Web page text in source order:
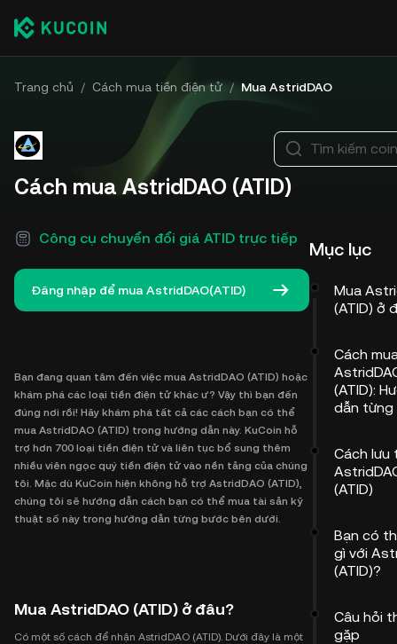
Trang chủ / Cách mua tiền điện tử / Mua AstridDAO
Cách mua AstridDAO (ATID)
Công cụ chuyển đổi giá ATID trực tiếp
Đăng nhập để mua AstridDAO(ATID)
Bạn đang quan tâm đến việc mua AstridDAO (ATID) hoặc
khám phá các loại tiền điện tử khác ư? Vậy thì bạn đến
đúng nơi rồi! Hãy khám phá tất cả các cách bạn có thể
mua AstridDAO (ATID) trong hướng dẫn này. KuCoin hỗ
trợ hơn 700 loại tiền điện tử và liên tục bổ sung thêm
nhiều viên ngọc quý tiền điện tử vào nền tảng của chúng
tôi. Mặc dù KuCoin hiện không hỗ trợ AstridDAO (ATID),
chúng tôi sẽ hướng dẫn cách bạn có thể mua tài sản kỹ
thuật số này trong hướng dẫn từng bước bên dưới.
Mua AstridDAO (ATID) ở đâu?
Có một số cách để nhận AstridDAO (ATID). Dưới đây là một
Tìm kiếm
Mục lục
Mua
(ATID) ở
Cách
(ATID):
dẫn từng
Cách lưu
(ATID)
Bạn có
gì với
(ATID)?
Câu hỏi
gặp